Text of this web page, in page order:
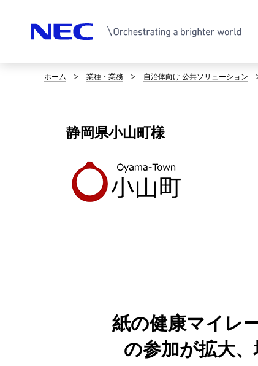
サ
ホーム 業種・業務 自治体向け 公共ソリューション
静岡県小山町様
紙の健康マイレ
の参加が拡大